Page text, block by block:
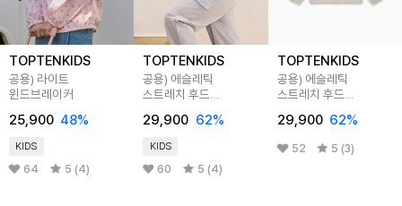
TOPTENKIDS
공용) 라이트
윈드브레이커
25,900 48%
KIDS
64 5 (4)
TOPTENKIDS
공용) 에슬레틱
스트레치 후드
29,900 62%
KIDS
60 5 (4)
TOPTENKIDS
공용) 에슬레틱
스트레치 후드
29,900 62%
52 5 (3)